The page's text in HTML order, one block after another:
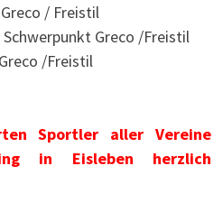
/ Freistil
Schwerpunkt Greco /Freistil
/Freistil
Sportler aller Vereine
in Eisleben herzlich